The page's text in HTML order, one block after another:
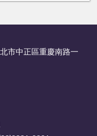
市中正區重慶南路一